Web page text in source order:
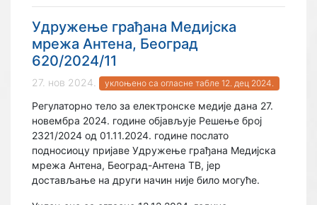
Удружење грађана Медијска
мрежа Антена, Београд
620/2024/11
27. нов 2024. уклоњено са огласне табле 12. дец 2024.
Регулаторно тело за електронске медије дана 27.
новембра 2024. године објављује Решење број
2321/2024 од 01.11.2024. године послато
подносиоцу пријаве Удружење грађана Медијска
мрежа Антена, Београд-Антена ТВ, јер
достављање на други начин није било могуће.